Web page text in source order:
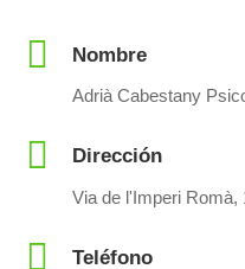
Nombre
Adrià Cabestany
Dirección
Via de l'Imperi Romà,
Teléfono